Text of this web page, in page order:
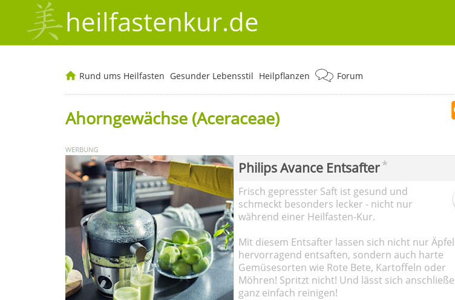
heilfastenkur.de
Rund ums Heilfasten Gesunder Lebensstil Heilpflanzen Forum
Ahorngewächse (Aceraceae)
Philips Avance Entsafter*
Frisch gepresster Saft ist gesund und
schmeckt besonders lecker - nicht nur
während einer Heilfasten-Kur.
Mit diesem Entsafter lassen sich nicht nur Äpfel
hervorragend entsaften, sondern auch harte
Gemüsesorten wie Rote Bete, Kartoffeln oder
Möhren! Spritzt nicht! Und lässt sich
ganz einfach reinigen!